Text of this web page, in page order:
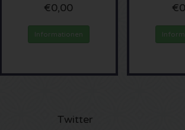
€0,00
Informationen
Twitter